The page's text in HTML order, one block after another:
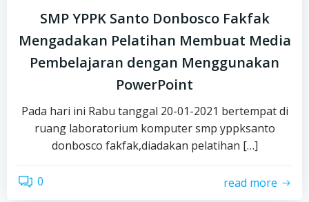
SMP YPPK Santo Donbosco Fakfak
Mengadakan Pelatihan Membuat Media
Pembelajaran dengan Menggunakan
PowerPoint
Pada hari ini Rabu tanggal 20-01-2021 bertempat di
ruang laboratorium komputer smp yppksanto
donbosco fakfak,diadakan pelatihan […]
0 read more